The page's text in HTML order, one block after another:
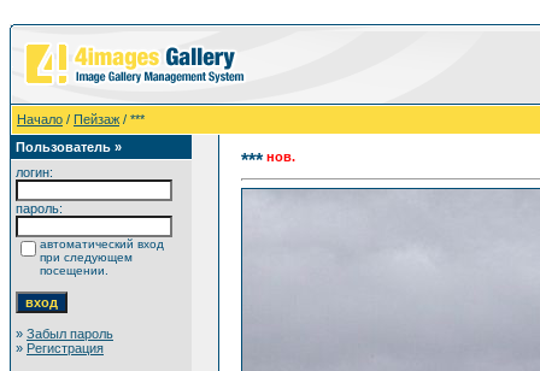
Начало / Пейзаж / ***
Пользователь »
логин:
пароль:
автоматический вход
при следующем
посещении.
» Забыл пароль
» Регистрация
*** нов.